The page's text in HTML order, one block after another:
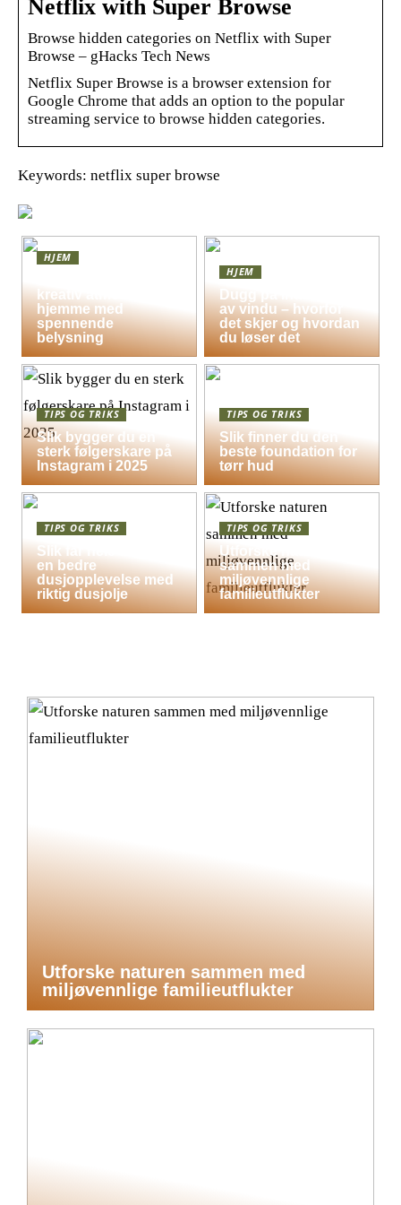
Netflix with Super Browse
Browse hidden categories on Netflix with Super
Browse – gHacks Tech News
Netflix Super Browse is a browser extension for
Google Chrome that adds an option to the popular
streaming service to browse hidden categories.
Keywords: netflix super browse
HJEM
kreativ atmosfære
hjemme med
spennende
belysning
HJEM
Dugg på indersiden
av vindu – hvorfor
det skjer og hvordan
du løser det
TIPS OG TRIKS
Slik bygger du en
sterk følgerskare på
Instagram i 2025
TIPS OG TRIKS
Slik finner du den
beste foundation for
tørr hud
TIPS OG TRIKS
Slik får hele familien
en bedre
dusjopplevelse med
riktig dusjolje
TIPS OG TRIKS
Utforske naturen
sammen med
miljøvennlige
familieutflukter
Utforske naturen sammen med
miljøvennlige familieutflukter